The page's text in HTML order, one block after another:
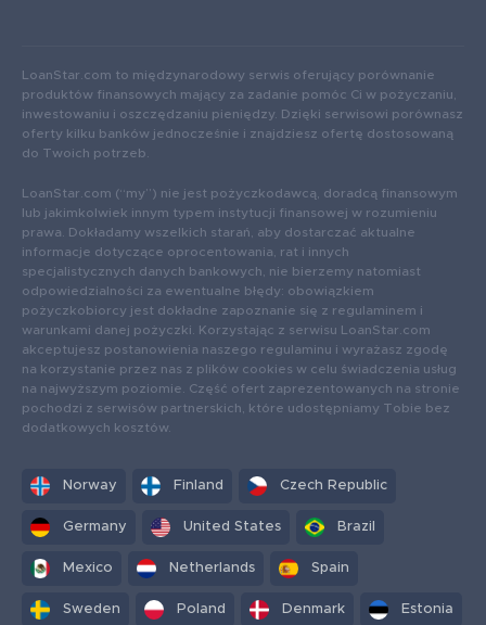
LoanStar.com to międzynarodowy serwis oferujący porównanie
produktów finansowych mający za zadanie pomóc Ci w pożyczaniu,
inwestowaniu i oszczędzaniu pieniędzy. Dzięki serwisowi porównasz
oferty kilku banków jednocześnie i znajdziesz ofertę dostosowaną
do Twoich potrzeb.
LoanStar.com (“my”) nie jest pożyczkodawcą, doradcą finansowym
lub jakimkolwiek innym typem instytucji finansowej w rozumieniu
prawa. Dokładamy wszelkich starań, aby dostarczać aktualne
informacje dotyczące oprocentowania, rat i innych
specjalistycznych danych bankowych, nie bierzemy natomiast
odpowiedzialności za ewentualne błędy: obowiązkiem
pożyczkobiorcy jest dokładne zapoznanie się z regulaminem i
warunkami danej pożyczki. Korzystając z serwisu LoanStar.com
akceptujesz postanowienia naszego regulaminu i wyrażasz zgodę
na korzystanie przez nas z plików cookies w celu świadczenia usług
na najwyższym poziomie. Część ofert zaprezentowanych na stronie
pochodzi z serwisów partnerskich, które udostępniamy Tobie bez
dodatkowych kosztów.
Norway Finland Czech Republic
Germany United States Brazil
Mexico Netherlands Spain
Sweden Poland Denmark Estonia